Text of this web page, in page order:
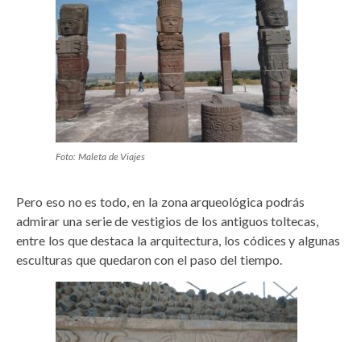
Foto: Maleta de Viajes
Pero eso no es todo, en la zona arqueológica podrás
admirar una serie de vestigios de los antiguos toltecas,
entre los que destaca la arquitectura, los códices y algunas
esculturas que quedaron con el paso del tiempo.